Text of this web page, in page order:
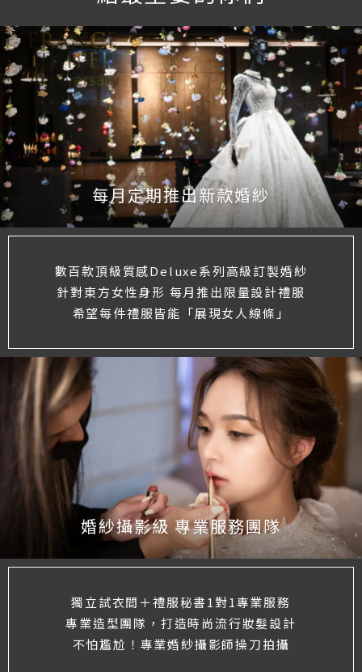
每月定期推出新款婚紗
數百款頂級質感Deluxe系列高級訂製婚紗
針對東方女性身形 每月推出限量設計禮服
希望每件禮服皆能「展現女人線條」
婚紗攝影級 專業服務團隊
獨立試衣間＋禮服秘書1對1專業服務
專業造型團隊，打造時尚流行妝髮設計
不怕尷尬！專業婚紗攝影師操刀拍攝